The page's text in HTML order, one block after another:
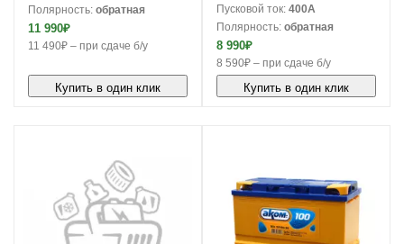
Полярность: обратная
11 990₽
11 490₽ – при сдаче б/у
Купить в один клик
Пусковой ток: 400A
Полярность: обратная
8 990₽
8 590₽ – при сдаче б/у
Купить в один клик